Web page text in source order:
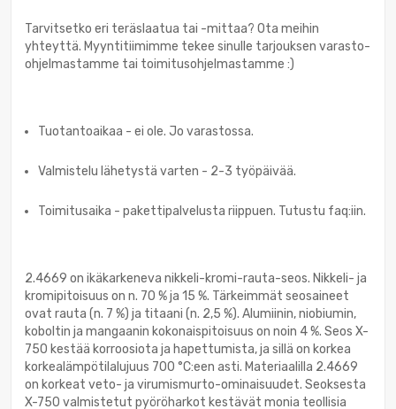
Tarvitsetko eri teräslaatua tai -mittaa? Ota meihin
yhteyttä. Myyntitiimimme tekee sinulle tarjouksen varasto-
ohjelmastamme tai toimitusohjelmastamme :)
Tuotantoaikaa - ei ole. Jo varastossa.
Valmistelu lähetystä varten - 2-3 työpäivää.
Toimitusaika - pakettipalvelusta riippuen. Tutustu faq:iin.
2.4669 on ikäkarkeneva nikkeli-kromi-rauta-seos. Nikkeli- ja
kromipitoisuus on n. 70 % ja 15 %. Tärkeimmät seosaineet
ovat rauta (n. 7 %) ja titaani (n. 2,5 %). Alumiinin, niobiumin,
koboltin ja mangaanin kokonaispitoisuus on noin 4 %. Seos X-
750 kestää korroosiota ja hapettumista, ja sillä on korkea
korkealämpötilalujuus 700 °C:een asti. Materiaalilla 2.4669
on korkeat veto- ja virumismurto-ominaisuudet. Seoksesta
X-750 valmistetut pyöröharkot kestävät monia teollisia